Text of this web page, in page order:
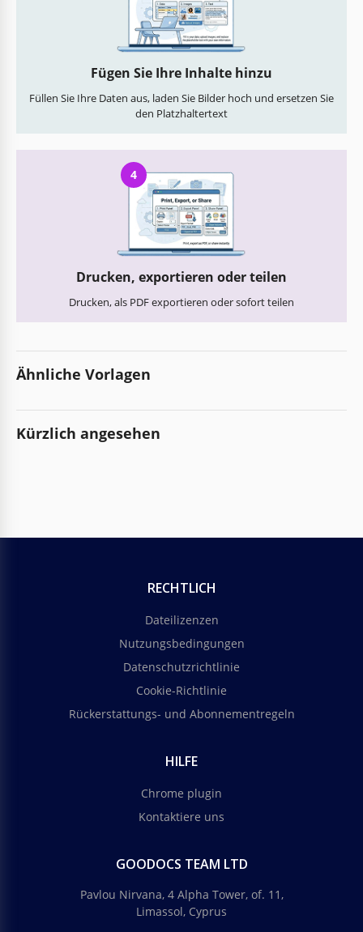
Fügen Sie Ihre Inhalte hinzu
Füllen Sie Ihre Daten aus, laden Sie Bilder hoch und ersetzen Sie
den Platzhaltertext
4
Drucken, exportieren oder teilen
Drucken, als PDF exportieren oder sofort teilen
Ähnliche Vorlagen
Kürzlich angesehen
RECHTLICH
Dateilizenzen
Nutzungsbedingungen
Datenschutzrichtlinie
Cookie-Richtlinie
Rückerstattungs- und Abonnementregeln
HILFE
Chrome plugin
Kontaktiere uns
GOODOCS TEAM LTD
Pavlou Nirvana, 4 Alpha Tower, of. 11,
Limassol, Cyprus